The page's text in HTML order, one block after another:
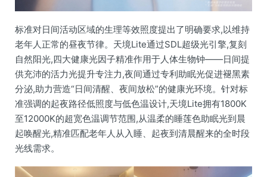
标准对日间活动区域的生理等效照度提出了明确要求,以维持
老年人正常的昼夜节律。天境Lite通过SDL超级光引擎,复刻
自然阳光,四大健康光因子精准作用于人体生物钟——日间提
供充沛的活力光提升专注力,夜间通过专利助眠光促进褪黑素
分泌,助力营造“日间清醒、夜间放松”的健康光环境。针对标
准强调的起夜路径低照度与低色温设计,天境Lite拥有1800K
至12000K的超宽色温调节范围,从温柔的睡莲色助眠光到晨
起唤醒光,精准匹配老年人从入睡、起夜到清晨醒来的全时段
光线需求。